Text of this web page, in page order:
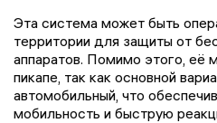
Эта система может быть
территории для защиты от
аппаратов. Помимо этого, её
пикапе, так как основной
автомобильный, что
мобильность и быструю